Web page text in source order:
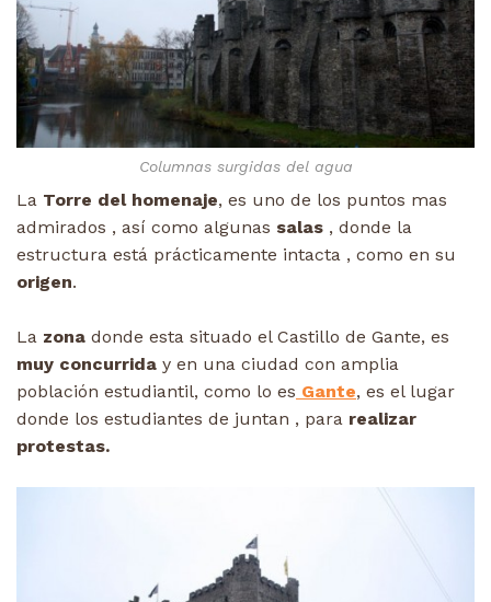
Columnas surgidas del agua
La Torre del homenaje, es uno de los puntos mas
admirados , así como algunas salas , donde la
estructura está prácticamente intacta , como en su
origen.
La zona donde esta situado el Castillo de Gante, es
muy concurrida y en una ciudad con amplia
población estudiantil, como lo es Gante, es el lugar
donde los estudiantes de juntan , para realizar
protestas.